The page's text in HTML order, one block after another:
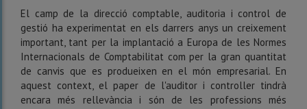
El camp de la direcció comptable, auditoria i control de
gestió ha experimentat en els darrers anys un creixement
important, tant per la implantació a Europa de les Normes
Internacionals de Comptabilitat com per la gran quantitat
de canvis que es produeixen en el món empresarial. En
aquest context, el paper de l'auditor i controller tindrà
encara més rellevància i són de les professions més